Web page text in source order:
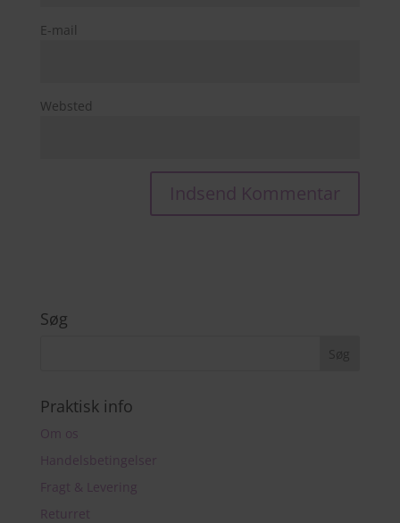
E-mail
Websted
Søg
Praktisk info
Om os
Handelsbetingelser
Fragt & Levering
Returret